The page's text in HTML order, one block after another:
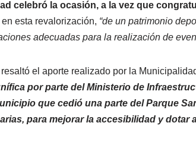
celebró la ocasión, a la vez que
esta revalorización, “de un patrimonio
adecuadas para la realización de
el aporte realizado por la
por parte del Ministerio de
que cedió una parte del Parque
para mejorar la accesibilidad y dotar